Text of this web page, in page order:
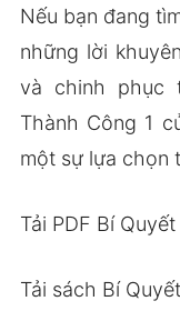
Nếu bạn đang
những lời
và chinh phục
Thành Công 1
một sự lựa chọn
Tải PDF Bí
Tải sách Bí